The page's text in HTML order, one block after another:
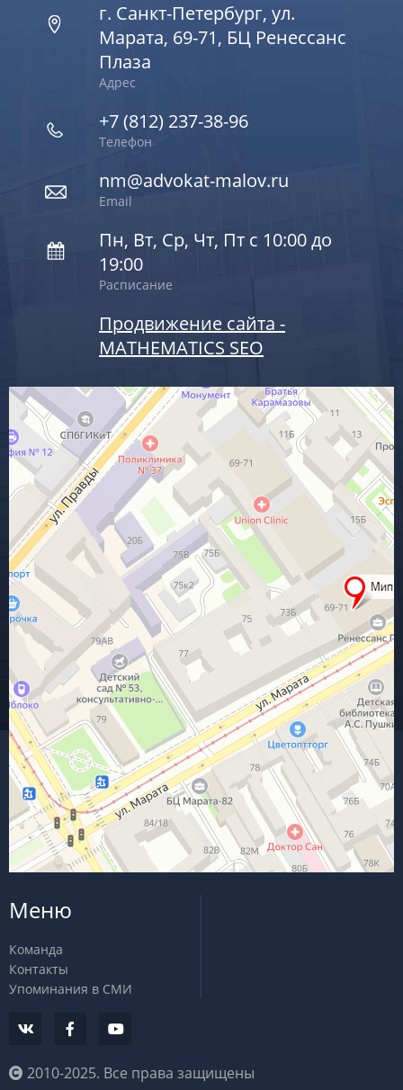
г. Санкт-Петербург, ул.
Марата, 69-71, БЦ Ренессанс
Плаза
Адрес
+7 (812) 237-38-96
Телефон
nm@advokat-malov.ru
Email
Пн, Вт, Ср, Чт, Пт с 10:00 до
19:00
Расписание
Продвижение сайта -
MATHEMATICS SEO
Меню
Команда
Контакты
Упоминания в СМИ
2010-2025. Все права защищены